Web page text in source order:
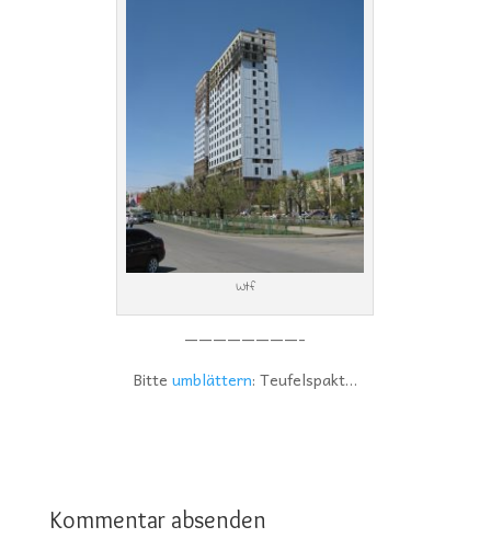
Wtf
————————-
Bitte umblättern: Teufelspakt…
Kommentar absenden